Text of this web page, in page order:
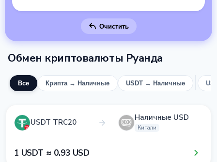
Очистить
Обмен криптовалюты Руанда
Все Крипта → Наличные USDT → Наличные
USDT TRC20 Наличные USD
Кигали
1​ USDT ≈ 0​.9​3​ USD